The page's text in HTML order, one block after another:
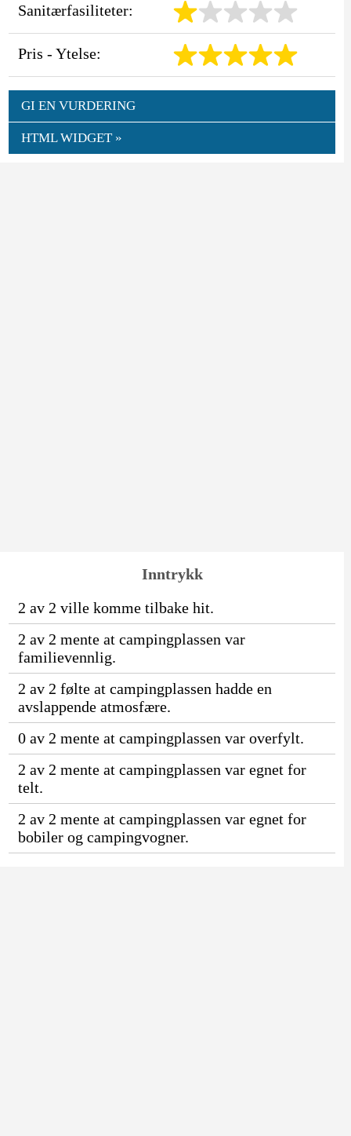
Sanitærfasiliteter:
Pris - Ytelse:
GI EN VURDERING
HTML WIDGET »
Inntrykk
2 av 2 ville komme tilbake hit.
2 av 2 mente at campingplassen var
familievennlig.
2 av 2 følte at campingplassen hadde en
avslappende atmosfære.
0 av 2 mente at campingplassen var overfylt.
2 av 2 mente at campingplassen var egnet for
telt.
2 av 2 mente at campingplassen var egnet for
bobiler og campingvogner.